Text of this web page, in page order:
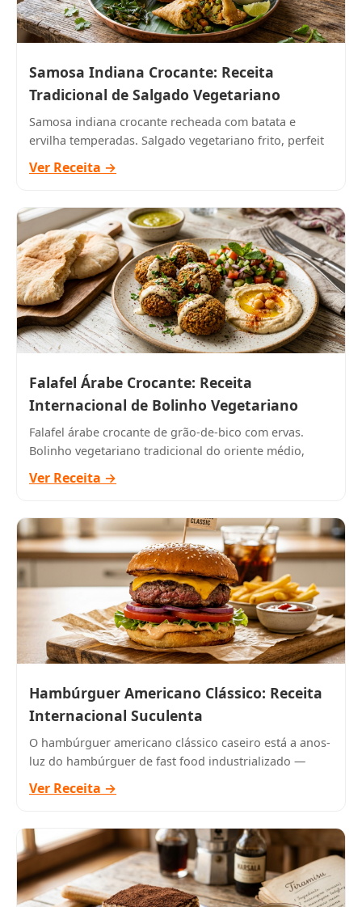
Samosa Indiana Crocante: Receita
Tradicional de Salgado Vegetariano
Samosa indiana crocante recheada com batata e
ervilha temperadas. Salgado vegetariano frito, perfeit
Ver Receita →
Falafel Árabe Crocante: Receita
Internacional de Bolinho Vegetariano
Falafel árabe crocante de grão-de-bico com ervas.
Bolinho vegetariano tradicional do oriente médio,
Ver Receita →
Hambúrguer Americano Clássico: Receita
Internacional Suculenta
O hambúrguer americano clássico caseiro está a anos-
luz do hambúrguer de fast food industrializado —
Ver Receita →